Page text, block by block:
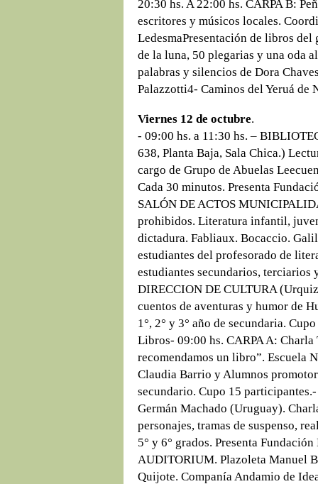
20:30 hs. A 22:00 hs. CARPA B:
escritores y músicos locales.
LedesmaPresentación de libros
de la luna, 50 plegarias y una oda
palabras y silencios de Dora
Palazzotti4- Caminos del Yeruá de
Viernes 12 de octubre.
- 09:00 hs. a 11:30 hs. –
638, Planta Baja, Sala Chica.)
cargo de Grupo de Abuelas
Cada 30 minutos. Presenta
SALÓN DE ACTOS
prohibidos. Literatura infantil,
dictadura. Fabliaux. Bocaccio.
estudiantes del profesorado de
estudiantes secundarios, terciarios
DIRECCION DE CULTURA
cuentos de aventuras y humor de
1°, 2° y 3° año de secundaria.
Libros- 09:00 hs. CARPA A: Charla
recomendamos un libro”. Escuela
Claudia Barrio y Alumnos
secundario. Cupo 15
Germán Machado (Uruguay).
personajes, tramas de suspenso,
5° y 6° grados. Presenta
AUDITORIUM. Plazoleta Manuel
Quijote. Companía Andamio de